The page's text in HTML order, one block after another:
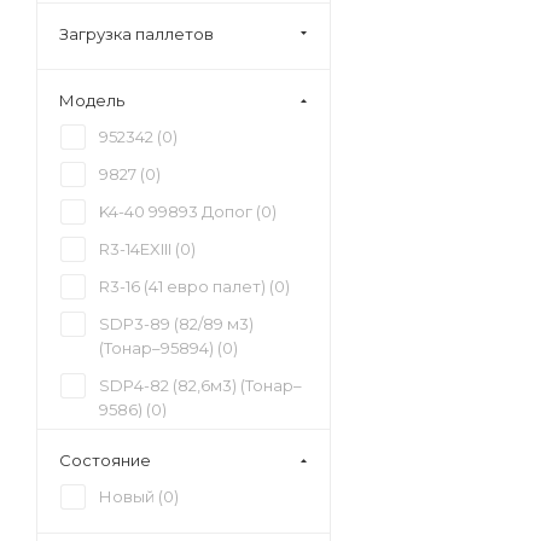
7 000 000 - 7 500 000
7 500 000 - 8 000 000
руб ( 0)
8 500 000 - 9 000 000
руб (0)
9 000 000 - 9 500 000
9 500 000 - 10 000 000
Загрузка паллетов
Модель
952342 (0)
9827 (0)
K4-40 99893 Допог (0)
R3-14EXIII (0)
R3-16 (41 евро палет) (0)
SDP3-89 (82/89 м3)
(Тонар–95894) (0)
SDP4-82 (82,6м3) (Тонар–
9586) (0)
Состояние
Новый (0)